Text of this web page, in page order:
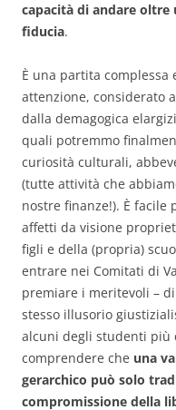
capacità di andare
fiducia.
È una partita complessa
attenzione, considerato
dalla demagogica
quali potremmo
curiosità culturali,
(tutte attività che
nostre finanze!). È
affetti da visione
figli e della (propria)
entrare nei Comitati di
premiare i meritevoli –
stesso illusorio
alcuni degli studenti più
comprendere che una
gerarchico può solo
compromissione della